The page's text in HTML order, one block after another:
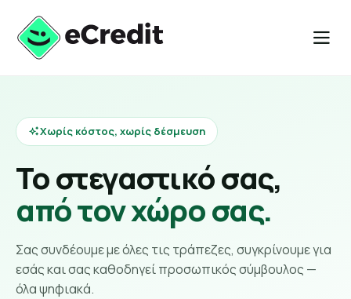
Χωρίς κόστος, χωρίς δέσμευση
Το στεγαστικό σας,
από τον χώρο σας.
Σας συνδέουμε με όλες τις τράπεζες, συγκρίνουμε για
εσάς και σας καθοδηγεί προσωπικός σύμβουλος —
όλα ψηφιακά.